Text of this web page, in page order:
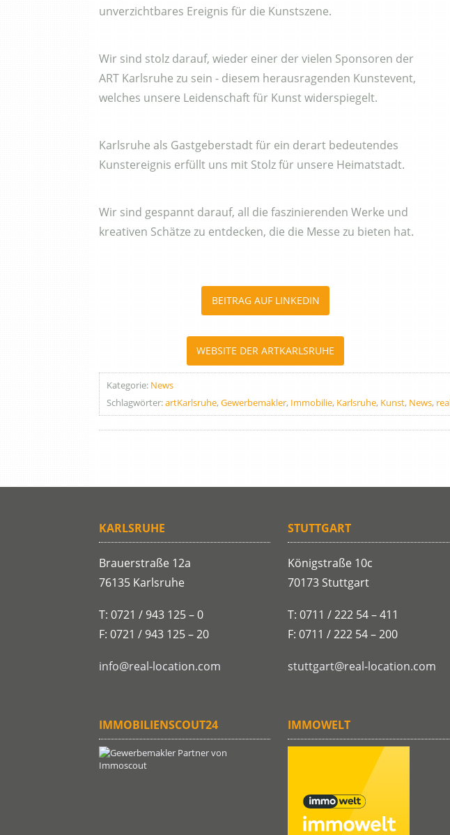
unverzichtbares Ereignis für die Kunstszene.
Wir sind stolz darauf, wieder einer der vielen Sponsoren der
ART Karlsruhe zu sein - diesem herausragenden Kunstevent,
welches unsere Leidenschaft für Kunst widerspiegelt.
Karlsruhe als Gastgeberstadt für ein derart bedeutendes
Kunstereignis erfüllt uns mit Stolz für unsere Heimatstadt.
Wir sind gespannt darauf, all die faszinierenden Werke und
kreativen Schätze zu entdecken, die die Messe zu bieten hat.
BEITRAG AUF LINKEDIN
WEBSITE DER ARTKARLSRUHE
Kategorie: News
Schlagwörter:artKarlsruhe, Gewerbemakler, Immobilie, Karlsruhe, Kunst, News,
KARLSRUHE
Brauerstraße 12a
76135 Karlsruhe
T: 0721 / 943 125 – 0
F: 0721 / 943 125 – 20
info@real-location.com
IMMOBILIENSCOUT24
STUTTGART
Königstraße 10c
70173 Stuttgart
T: 0711 / 222 54 – 411
F: 0711 / 222 54 – 200
stuttgart@real-location.com
IMMOWELT